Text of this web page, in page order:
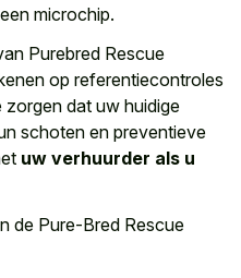
microchip.
Purebred Rescue
op referentiecontroles
dat uw huidige
schoten en preventieve
uw verhuurder als u
de Pure-Bred Rescue